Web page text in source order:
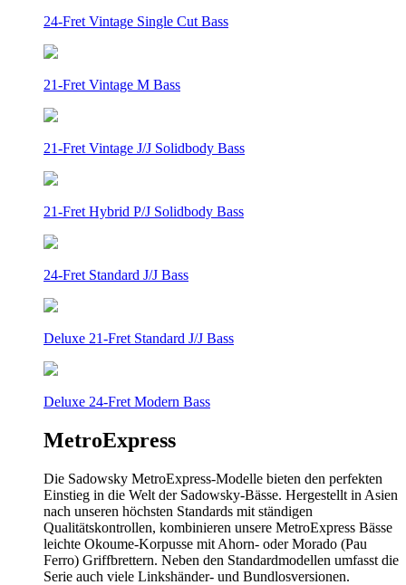
24-Fret Vintage Single Cut Bass
21-Fret Vintage M Bass
21-Fret Vintage J/J Solidbody Bass
21-Fret Hybrid P/J Solidbody Bass
24-Fret Standard J/J Bass
Deluxe 21-Fret Standard J/J Bass
Deluxe 24-Fret Modern Bass
MetroExpress
Die Sadowsky MetroExpress-Modelle bieten den perfekten
Einstieg in die Welt der Sadowsky-Bässe. Hergestellt in Asien
nach unseren höchsten Standards mit ständigen
Qualitätskontrollen, kombinieren unsere MetroExpress Bässe
leichte Okoume-Korpusse mit Ahorn- oder Morado (Pau
Ferro) Griffbrettern. Neben den Standardmodellen umfasst die
Serie auch viele Linkshänder- und Bundlosversionen.